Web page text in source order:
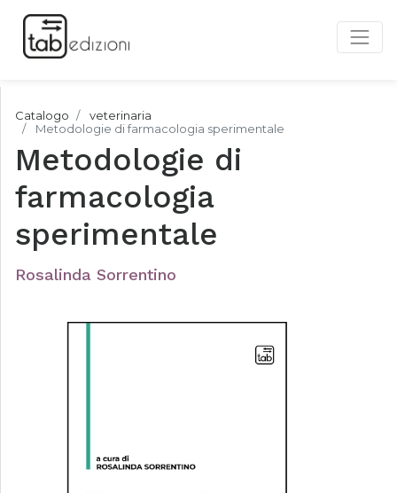
Catalogo
veterinaria
Metodologie di farmacologia sperimentale
Metodologie di
farmacologia
sperimentale
Rosalinda Sorrentino